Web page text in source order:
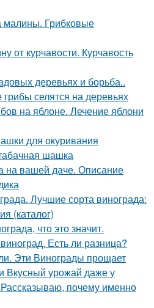
малины. Грибковые
от курчавости. Курчавость
деревьях и борьба..
селятся на деревьях
на яблоне. Лечение яблони
для окуривания
шашка
на вашей даче. Описание
Лучшие сорта винограда:
(каталог)
что это значит.
Есть ли разница?
Эти Винограды прощает
Вкусный урожай даже у
почему именно